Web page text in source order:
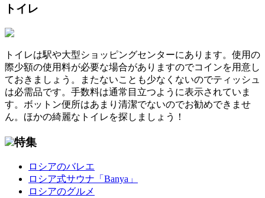
トイレ
トイレは駅や大型ショッピングセンターにあります。使用の
際少額の使用料が必要な場合がありますのでコインを用意し
ておきましょう。またないことも少なくないのでティッシュ
は必需品です。手数料は通常目立つように表示されていま
す。ボットン便所はあまり清潔でないのでお勧めできませ
ん。ほかの綺麗なトイレを探しましょう！
特集
ロシアのバレエ
ロシア式サウナ「Banya」
ロシアのグルメ